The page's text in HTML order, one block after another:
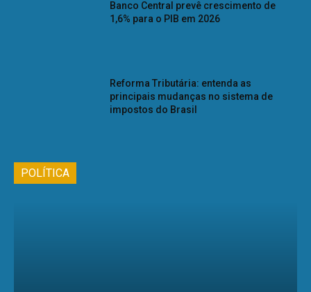
Banco Central prevê crescimento de
1,6% para o PIB em 2026
Reforma Tributária: entenda as
principais mudanças no sistema de
impostos do Brasil
POLÍTICA